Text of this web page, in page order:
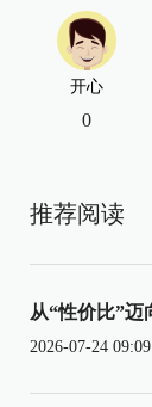
开心
0
推荐阅读
从“性价比”迈
2026-07-24 09:09